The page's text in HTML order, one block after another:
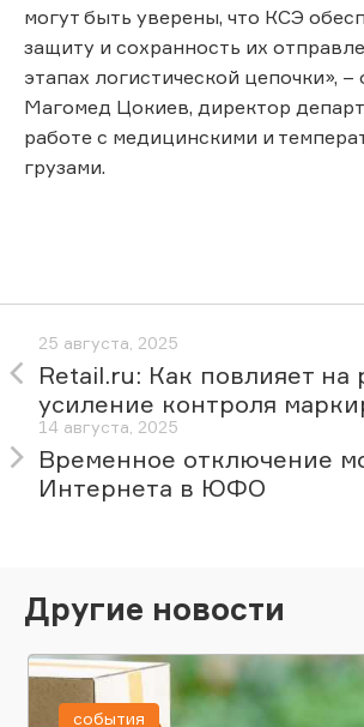
могут быть уверены, что КСЭ
защиту и сохранность их
этапах логистической цепочки», –
Магомед Цокиев, директор
работе с медицинскими и
грузами.
25 августа, 2025
Retail.ru: Как повлияет на
усиление контроля
14 августа, 2025
Временное отключение
Интернета в ЮФО
Другие новости
события